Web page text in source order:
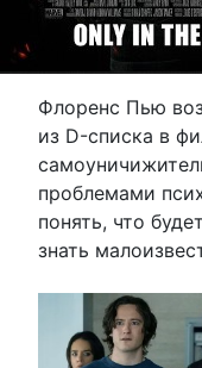
Флоренс Пью
из D-списка в
проблемами
понять, что
знать